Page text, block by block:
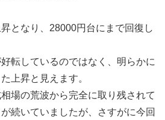
となり、28000円台にまで回復し
転しているのではなく、明らかに
上昇と見えます。
場の荒波から完全に取り残されて
続いていましたが、さすがに今回